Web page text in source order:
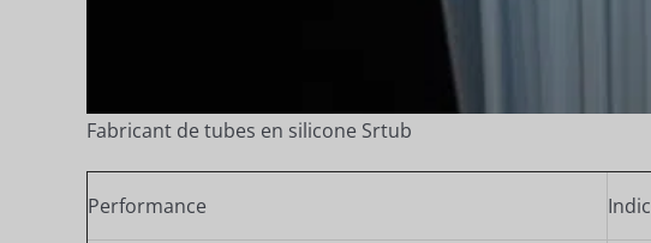
Fabricant de tubes en silicone Srtub
Performance